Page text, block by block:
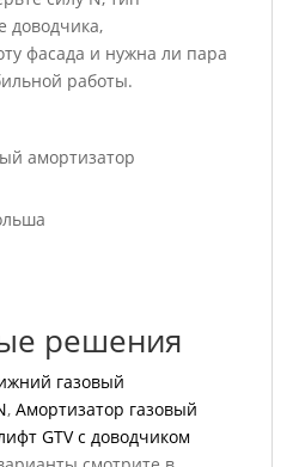
доводчика,
фасада и нужна ли пара
работы.
амортизатор
решения
газовый
,Амортизатор газовый
GTV с доводчиком